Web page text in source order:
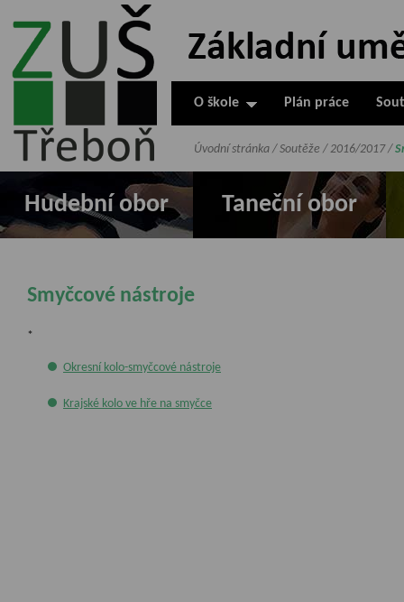
ZUŠ Třeboň -
Základní
umělecká škola
O škole Plán práce
Hudební obor Taneční obor
Úvodní stránka / Soutěže / 2016/2017/
Smyčcové nástroje
*
Okresní kolo-smyčcové nástroje
Krajské kolo ve hře na smyčce